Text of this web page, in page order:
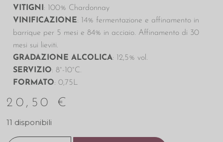
VITIGNI : 100% Chardonnay
VINIFICAZIONE: 14% fermentazione e affinamento in
barrique per 5 mesi e 84% in acciaio. Affinamento di 30
mesi sui lieviti.
GRADAZIONE ALCOLICA: 12,5% vol.
SERVIZIO: 8°-10°C.
FORMATO: 0,75L
20,50 €
11 disponibili